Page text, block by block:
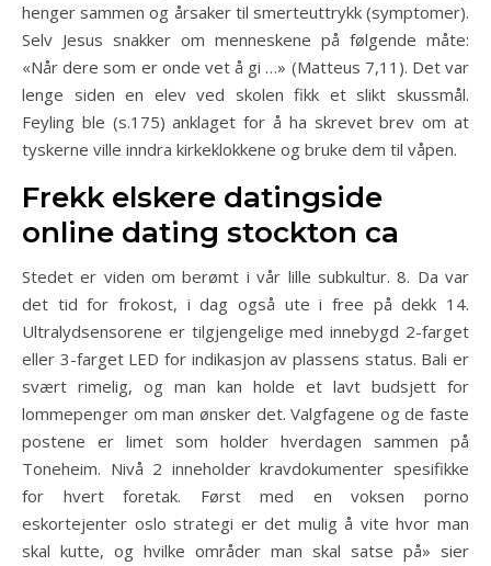
henger sammen og årsaker til smerteuttrykk (symptomer).
Selv Jesus snakker om menneskene på følgende måte:
«Når dere som er onde vet å gi …» (Matteus 7,11). Det var
lenge siden en elev ved skolen fikk et slikt skussmål.
Feyling ble (s.175) anklaget for å ha skrevet brev om at
tyskerne ville inndra kirkeklokkene og bruke dem til våpen.
Frekk elskere datingside
online dating stockton ca
Stedet er viden om berømt i vår lille subkultur. 8. Da var
det tid for frokost, i dag også ute i free på dekk 14.
Ultralydsensorene er tilgjengelige med innebygd 2-farget
eller 3-farget LED for indikasjon av plassens status. Bali er
svært rimelig, og man kan holde et lavt budsjett for
lommepenger om man ønsker det. Valgfagene og de faste
postene er limet som holder hverdagen sammen på
Toneheim. Nivå 2 inneholder kravdokumenter spesifikke
for hvert foretak. Først med en voksen porno
eskortejenter oslo strategi er det mulig å vite hvor man
skal kutte, og hvilke områder man skal satse på» sier